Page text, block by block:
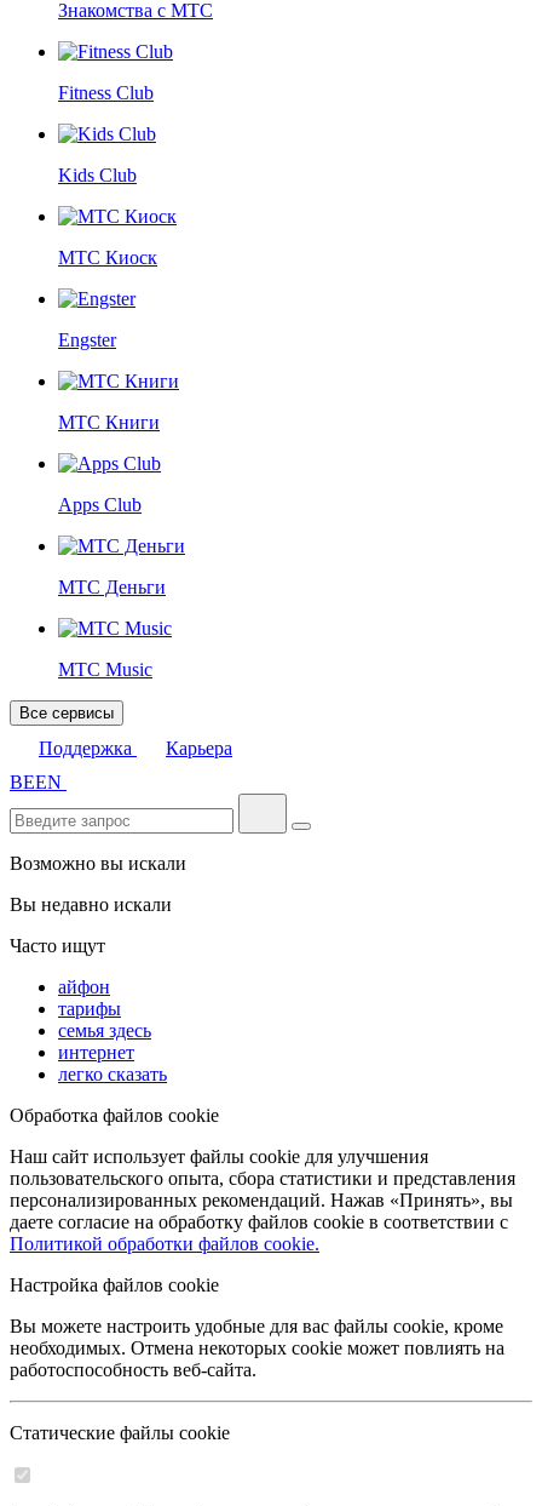
Знакомства с МТС
Fitness Club
Kids Club
МТС Киоск
Engster
МТС Книги
Apps Club
МТС Деньги
МТС Music
Все сервисы
Поддержка
Карьера
BEEN
Возможно вы искали
Вы недавно искали
Часто ищут
айфон
тарифы
семья здесь
интернет
легко сказать
Обработка файлов cookie
Наш сайт использует файлы cookie для улучшения
пользовательского опыта, сбора статистики и представления
персонализированных рекомендаций. Нажав «Принять», вы
даете согласие на обработку файлов cookie в соответствии с
Политикой обработки файлов cookie.
Настройка файлов cookie
Вы можете настроить удобные для вас файлы cookie, кроме
необходимых. Отмена некоторых cookie может повлиять на
работоспособность веб-сайта.
Статические файлы cookie